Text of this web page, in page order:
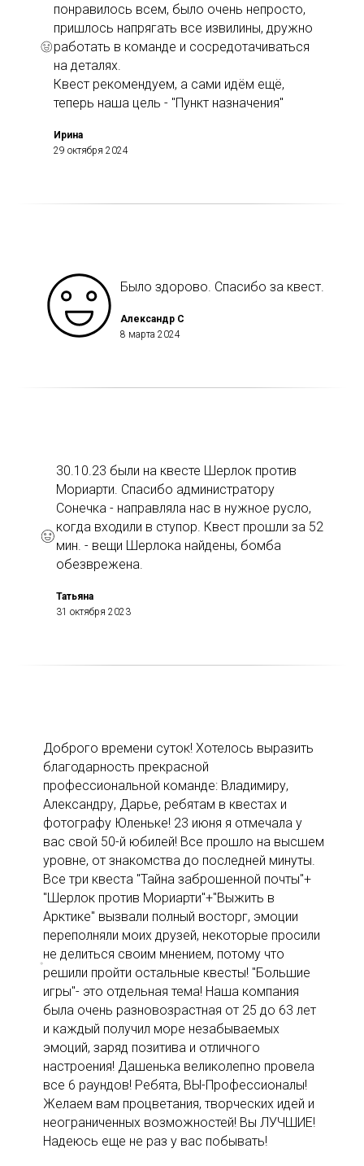
понравилось всем, было очень непросто,
пришлось напрягать все извилины, дружно
работать в команде и сосредотачиваться
на деталях.
Квест рекомендуем, а сами идём ещё,
теперь наша цель - "Пункт назначения"
Ирина
29 октября 2024
Было здорово. Спасибо за квест.
Александр С
8 марта 2024
30.10.23 были на квесте Шерлок против
Мориарти. Спасибо администратору
Сонечка - направляла нас в нужное русло,
когда входили в ступор. Квест прошли за 52
мин. - вещи Шерлока найдены, бомба
обезврежена.
Татьяна
31 октября 2023
Доброго времени суток! Хотелось выразить
благодарность прекрасной
профессиональной команде: Владимиру,
Александру, Дарье, ребятам в квестах и
фотографу Юленьке! 23 июня я отмечала у
вас свой 50-й юбилей! Все прошло на высшем
уровне, от знакомства до последней минуты.
Все три квеста "Тайна заброшенной почты"+
"Шерлок против Мориарти"+"Выжить в
Арктике" вызвали полный восторг, эмоции
переполняли моих друзей, некоторые просили
не делиться своим мнением, потому что
решили пройти остальные квесты! "Большие
игры"- это отдельная тема! Наша компания
была очень разновозрастная от 25 до 63 лет
и каждый получил море незабываемых
эмоций, заряд позитива и отличного
настроения! Дашенька великолепно провела
все 6 раундов! Ребята, ВЫ-Профессионалы!
Желаем вам процветания, творческих идей и
неограниченных возможностей! Вы ЛУЧШИЕ!
Надеюсь еще не раз у вас побывать!